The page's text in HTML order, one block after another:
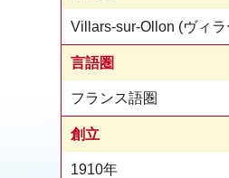
Villars-sur-Ollon (ヴィ
言語圏
フランス語圏
創立
1910年